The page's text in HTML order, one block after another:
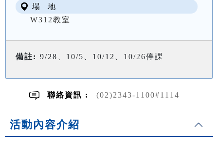
場 地
W312教室
備註: 9/28、10/5、10/12、10/26停課
聯絡資訊 : (02)2343-1100#1114
活動內容介紹